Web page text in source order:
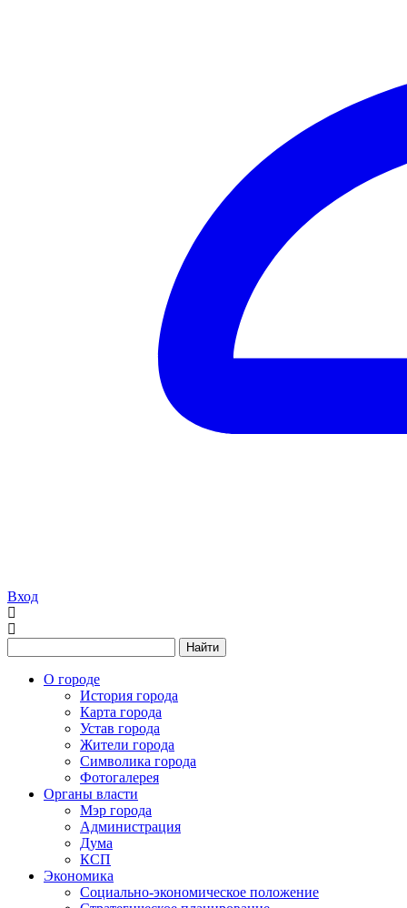
Вход
Найти
О городе
История города
Карта города
Устав города
Жители города
Символика города
Фотогалерея
Органы власти
Мэр города
Администрация
Дума
КСП
Экономика
Социально-экономическое положение